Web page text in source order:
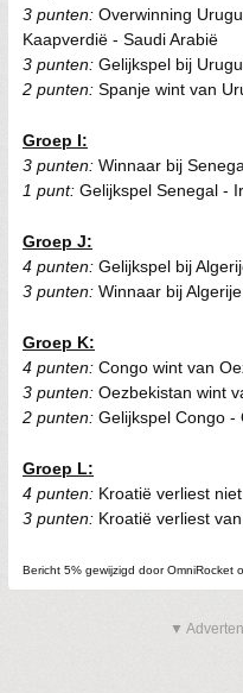
3 punten: Overwinning
Kaapverdië - Saudi Arabië
3 punten: Gelijkspel bij
2 punten: Spanje wint van
Groep I:
3 punten: Winnaar bij
1 punt: Gelijkspel Senegal -
Groep J:
4 punten: Gelijkspel bij
3 punten: Winnaar bij
Groep K:
4 punten: Congo wint van
3 punten: Oezbekistan wint
2 punten: Gelijkspel Congo -
Groep L:
4 punten: Kroatië verliest
3 punten: Kroatië verliest van
Bericht 5% gewijzigd door OmniRocket
▼